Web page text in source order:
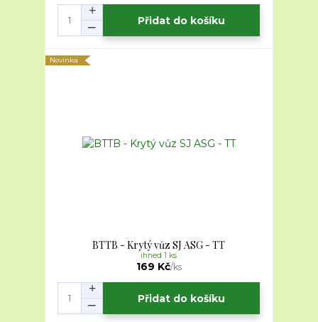
Přidat do košíku
Novinka
BTTB - Krytý vůz SJ ASG - TT
169 Kč/ks
ihned 1 ks
Přidat do košíku